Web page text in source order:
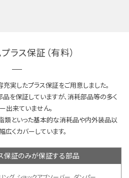
ラス保証（有料）
実したプラス保証をご用意しました。
を保証していますが、消耗部品等の多く
出来ていません。
類といった基本的な消耗品や内外装品以
くカバーしています。
保証のみが保証する部品